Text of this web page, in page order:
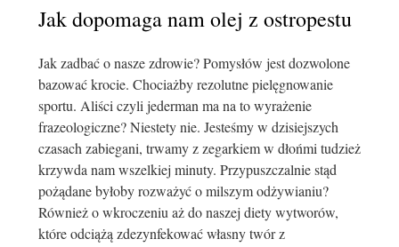
Jak dopomaga nam olej z ostropestu
Jak zadbać o nasze zdrowie? Pomysłów jest dozwolone
bazować krocie. Chociażby rezolutne pielęgnowanie
sportu. Aliści czyli jederman ma na to wyrażenie
frazeologiczne? Niestety nie. Jesteśmy w dzisiejszych
czasach zabiegani, trwamy z zegarkiem w dłońmi tudzież
krzywda nam wszelkiej minuty. Przypuszczalnie stąd
pożądane byłoby rozważyć o milszym odżywianiu?
Również o wkroczeniu aż do naszej diety wytworów,
które odciążą zdezynfekować własny twór z